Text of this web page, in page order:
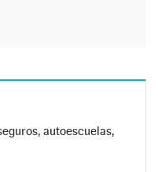
autoescuelas,